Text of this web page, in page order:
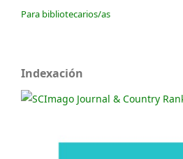
Para bibliotecarios/as
Indexación